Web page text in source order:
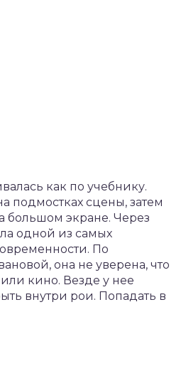
как по учебнику.
подмостках сцены, затем
большом экране. Через
одной из самых
По
она не уверена, что
кино. Везде у нее
внутри рои. Попадать в